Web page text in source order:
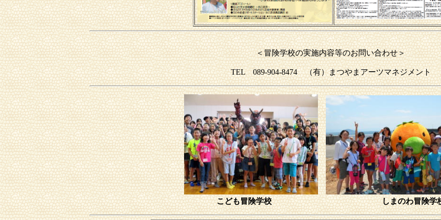
＜冒険学校の実施内容等のお問い合わせ＞
TEL 089-904-8474 （有）まつやまアーツマネジメント
こども冒険学校しまのわ冒険学